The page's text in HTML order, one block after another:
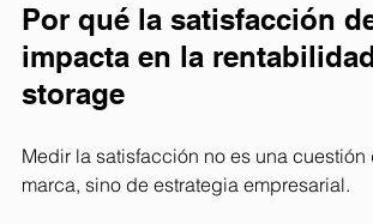
Por qué la satisfacción
impacta en la
storage
Medir la satisfacción no es una
marca, sino de estrategia empresarial.